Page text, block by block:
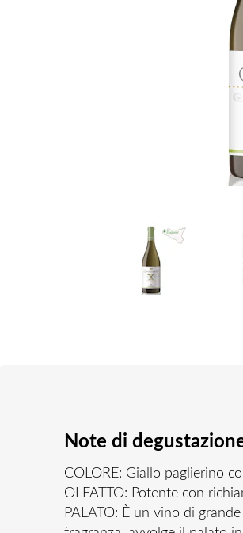
Note di
COLORE: Giallo paglierino
OLFATTO: Potente con
PALATO: È un vino di